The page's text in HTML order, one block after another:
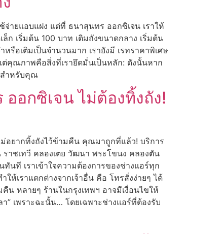
จ่ายแอบแฝง แต่ที่ ธนาสุนทร ออกซิเจน เราให้
ก เริ่มต้น 100 บาท เติมถังขนาดกลาง เริ่มต้น
อเติมเป็นจำนวนมาก เรายังมี เรทราคาพิเศษ
ต่คุณภาพคือสิ่งที่เรายึดมั่นเป็นหลัก: ดังนั้นหาก
สำหรับคุณ
อกซิเจน ไม่ต้องทิ้งถัง!
อยากทิ้งถังไว้ข้ามคืน คุณมาถูกที่แล้ว! บริการ
ชเทวี คลองเตย วัฒนา พระโขนง คลองตัน
นที เราเข้าใจความต้องการของช่างแอร์ทุก
ห้เราแตกต่างจากเจ้าอื่น คือ โทรสั่งง่ายๆ ได้
น หลายๆ ร้านในกรุงเทพฯ อาจมีเงื่อนไขให้
” เพราะฉะนั้น… โดยเฉพาะช่างแอร์ที่ต้องรับ